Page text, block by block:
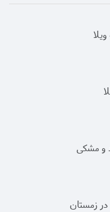
و مشکی
در زمستان